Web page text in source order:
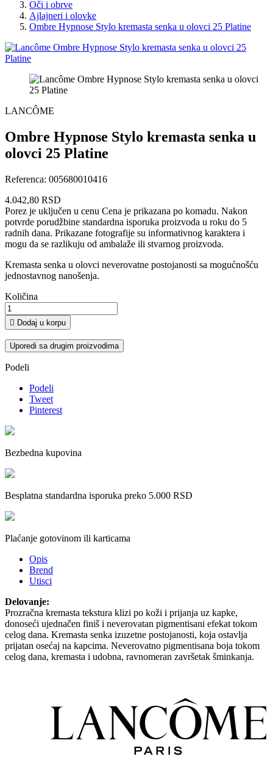
Oči i obrve
Ajlajneri i olovke
Ombre Hypnose Stylo kremasta senka u olovci 25 Platine
LANCÔME
Ombre Hypnose Stylo kremasta senka u
olovci 25 Platine
Referenca: 005680010416
4.042,80 RSD
Porez je uključen u cenu Cena je prikazana po komadu. Nakon
potvrde porudžbine standardna isporuka proizvoda u roku do 5
radnih dana. Prikazane fotografije su informativnog karaktera i
mogu da se razlikuju od ambalaže ili stvarnog proizvoda.
Kremasta senka u olovci neverovatne postojanosti sa mogućnošću
jednostavnog nanošenja.
Količina
 Dodaj u korpu
Uporedi sa drugim proizvodima
Podeli
Podeli
Tweet
Pinterest
Bezbedna kupovina
Besplatna standardna isporuka preko 5.000 RSD
Plaćanje gotovinom ili karticama
Opis
Brend
Utisci
Delovanje:
Prozračna kremasta tekstura klizi po koži i prijanja uz kapke,
donoseći ujednačen finiš i neverovatan pigmentisani efekat tokom
celog dana. Kremasta senka izuzetne postojanosti, koja ostavlja
prijatan osećaj na kapcima. Neverovatno pigmentisana boja tokom
celog dana, kremasta i udobna, ravnomeran završetak šminkanja.